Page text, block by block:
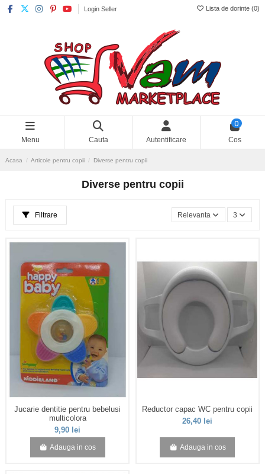
Login Seller Lista de dorinte (0)
Menu Cauta Autentificare
0
Cos
Acasa Articole pentru copii Diverse pentru copii
Diverse pentru copii
Filtrare Relevanta 3
Jucarie dentitie pentru bebelusi
multicolora
9,90 lei
Adauga in cos
Reductor capac WC pentru copii
26,40 lei
Adauga in cos